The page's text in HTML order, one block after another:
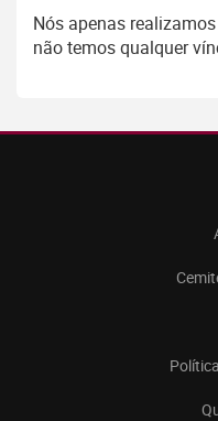
Nós apenas
não temos qualquer